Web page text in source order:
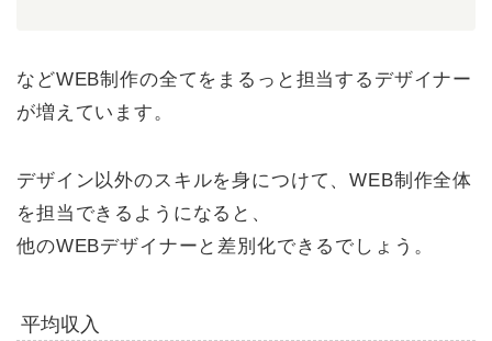
などWEB制作の全てをまるっと担当するデザイナー
が増えています。
デザイン以外のスキルを身につけて、WEB制作全体
を担当できるようになると、
他のWEBデザイナーと差別化できるでしょう。
平均収入